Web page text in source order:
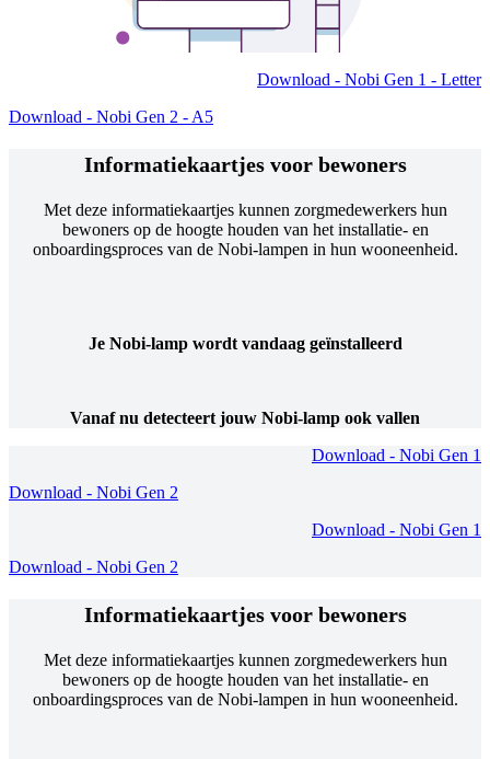
Download - Nobi Gen 1 - Letter
Download - Nobi Gen 2 - A5
Informatiekaartjes voor bewoners
Met deze informatiekaartjes kunnen zorgmedewerkers hun
bewoners op de hoogte houden van het installatie- en
onboardingsproces van de Nobi-lampen in hun wooneenheid.
Je Nobi-lamp wordt vandaag geïnstalleerd
Vanaf nu detecteert jouw Nobi-lamp ook vallen
Download - Nobi Gen 1
Download - Nobi Gen 2
Download - Nobi Gen 1
Download - Nobi Gen 2
Informatiekaartjes voor bewoners
Met deze informatiekaartjes kunnen zorgmedewerkers hun
bewoners op de hoogte houden van het installatie- en
onboardingsproces van de Nobi-lampen in hun wooneenheid.